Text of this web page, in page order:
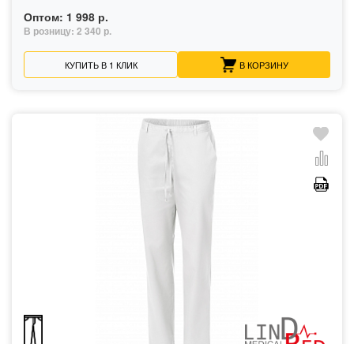
Оптом: 1 998 р.
В розницу: 2 340 р.
КУПИТЬ В 1 КЛИК В КОРЗИНУ